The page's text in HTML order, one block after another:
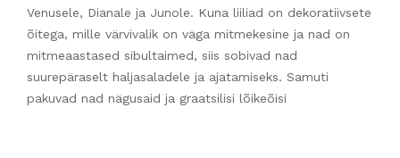
Venusele, Dianale ja Junole. Kuna liiliad on dekoratiivsete
õitega, mille värvivalik on väga mitmekesine ja nad on
mitmeaastased sibultaimed, siis sobivad nad
suurepäraselt haljasaladele ja ajatamiseks. Samuti
pakuvad nad nägusaid ja graatsilisi lõikeõisi